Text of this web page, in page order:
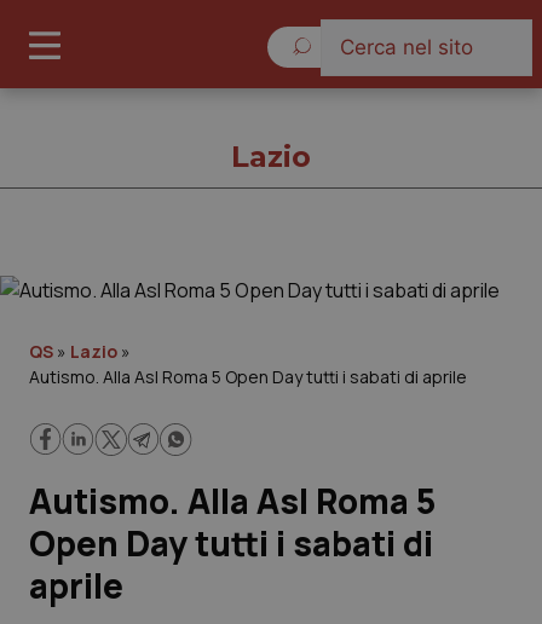
Cronache
Lavoro e Professioni
Scienza e Farmaci
Lazio
QS » Lazio »
Autismo. Alla Asl Roma 5 Open Day tutti i sabati di aprile
Autismo. Alla Asl Roma 5
Open Day tutti i sabati di
aprile